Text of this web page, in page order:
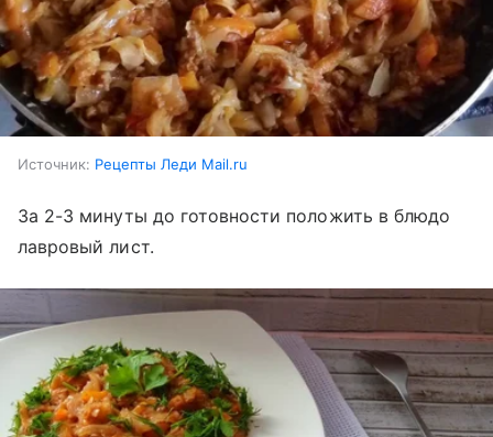
Источник: Рецепты Леди Mail.ru
За 2-3 минуты до готовности положить в блюдо
лавровый лист.